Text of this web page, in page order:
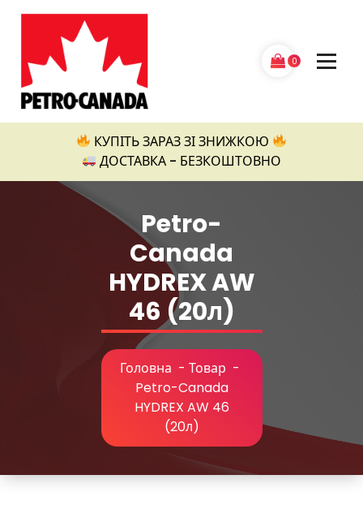
0
КУПІТЬ ЗАРАЗ ЗІ ЗНИЖКОЮ
ДОСТАВКА - БЕЗКОШТОВНО
Petro-
Canada
HYDREX AW
46 (20л)
Головна - Товар -
Petro-Canada
HYDREX AW 46
(20л)